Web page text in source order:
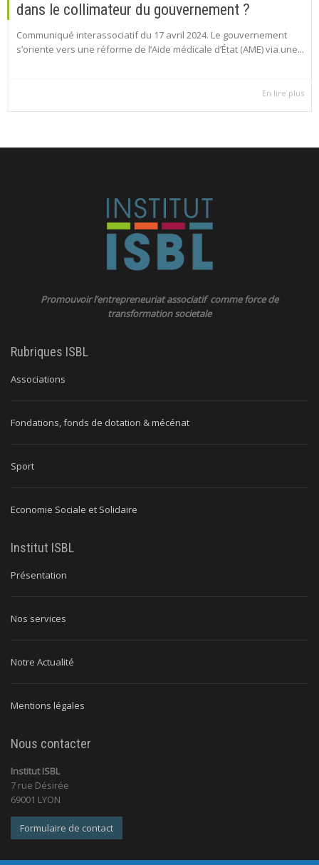
dans le collimateur du gouvernement ?
Communiqué interassociatif du 17 avril 2024. Le gouvernement
s’oriente vers une réforme de l’Aide médicale d’État (AME) via une...
En lire plus
Promouvoir l’entrepreneuriat associatif comme force de
transformation societale
Rubriques ISBL
Associations
Fondations, fonds de dotation & mécénat
Sport
Economie Sociale et Solidaire
Institut ISBL
Présentation
Nos services
Notre Actualité
Mentions légales
Nous contacter
Institut ISBL
7 rue Désirée
69001 LYON
Formulaire de contact